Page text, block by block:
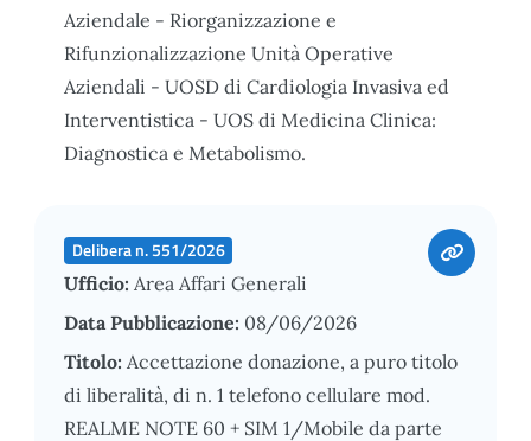
Aziendale - Riorganizzazione e
Rifunzionalizzazione Unità Operative
Aziendali - UOSD di Cardiologia Invasiva ed
Interventistica - UOS di Medicina Clinica:
Diagnostica e Metabolismo.
Delibera n. 551/2026
Ufficio: Area Affari Generali
Data Pubblicazione: 08/06/2026
Titolo: Accettazione donazione, a puro titolo
di liberalità, di n. 1 telefono cellulare mod.
REALME NOTE 60 + SIM 1/Mobile da parte